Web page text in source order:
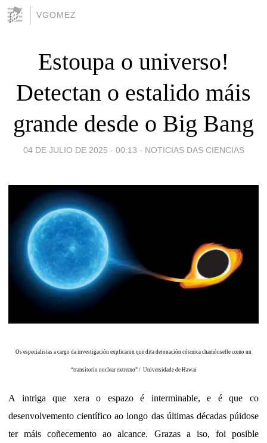
VGOMEZ
Estoupa o universo!
Detectan o estalido máis
grande desde o Big Bang
04 DE JULIO DE 2025 - 00:13 - NOTICIAS DAS CIENCIAS
Os especialistas a cargo da investigación explicaron que dita detonación cósmica chamóuselle como un
“transitorio nuclear extremo” / Universidade de Hawai
A intriga que xera o espazo é interminable, e é que co
desenvolvemento científico ao longo das últimas décadas púidose
ter máis coñecemento ao alcance. Grazas a iso, foi posible